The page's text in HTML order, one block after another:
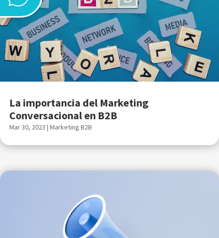
La importancia del Marketing
Conversacional en B2B
Mar 30, 2023 | Marketing B2B